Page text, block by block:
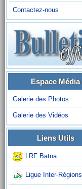
Contactez-nous
Espace Média
Galerie des Photos
Galerie des Vidéos
Liens Utils
LRF Batna
Ligue Inter-Régions